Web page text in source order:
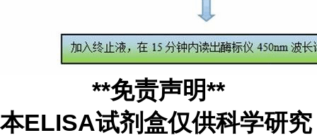
**免责声明**
本ELISA试剂盒仅供科学研究